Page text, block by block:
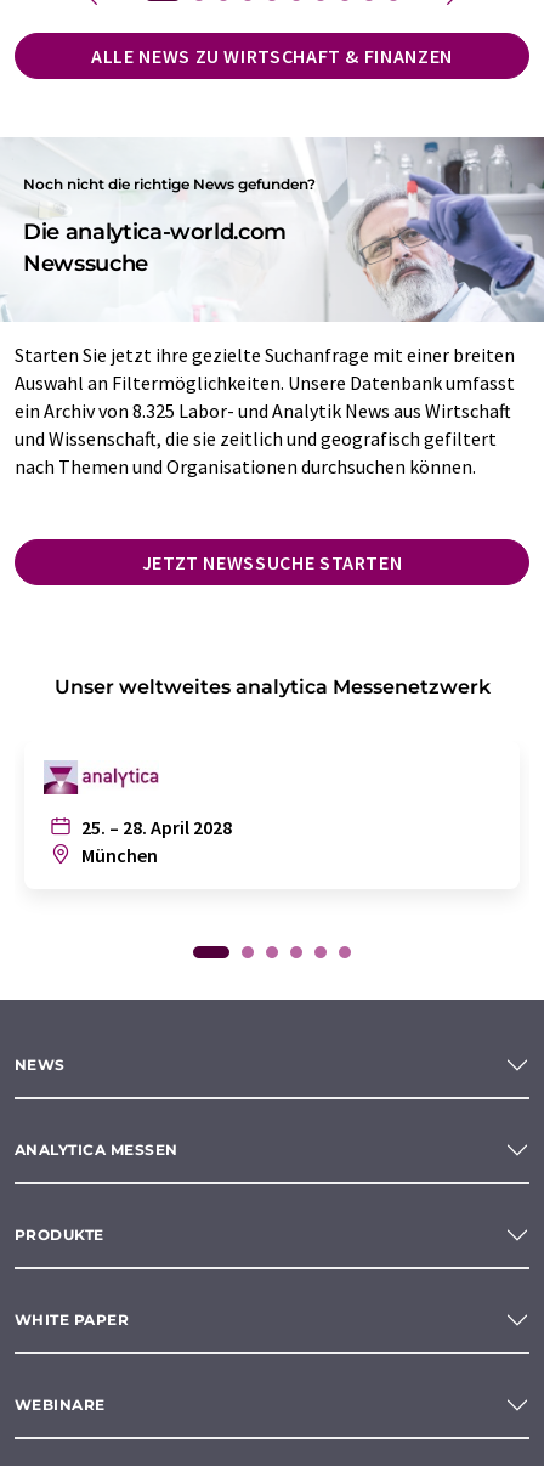
ALLE NEWS ZU WIRTSCHAFT & FINANZEN
Noch nicht die richtige News gefunden?
Die analytica-world.com
Newssuche
Starten Sie jetzt ihre gezielte Suchanfrage mit einer breiten
Auswahl an Filtermöglichkeiten. Unsere Datenbank umfasst
ein Archiv von 8.325 Labor- und Analytik News aus Wirtschaft
und Wissenschaft, die sie zeitlich und geografisch gefiltert
nach Themen und Organisationen durchsuchen können.
JETZT NEWSSUCHE STARTEN
Unser weltweites analytica Messenetzwerk
25. – 28. April 2028
München
NEWS
ANALYTICA MESSEN
PRODUKTE
WHITE PAPER
WEBINARE